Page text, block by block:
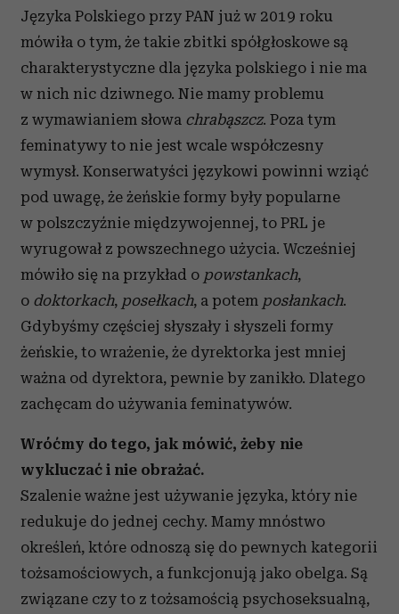
Języka Polskiego przy PAN już w 2019 roku
mówiła o tym, że takie zbitki spółgłoskowe są
charakterystyczne dla języka polskiego i nie ma
w nich nic dziwnego. Nie mamy problemu
z wymawianiem słowa chrabąszcz. Poza tym
feminatywy to nie jest wcale współczesny
wymysł. Konserwatyści językowi powinni wziąć
pod uwagę, że żeńskie formy były popularne
w polszczyźnie międzywojennej, to PRL je
wyrugował z powszechnego użycia. Wcześniej
mówiło się na przykład o powstankach,
o doktorkach, posełkach, a potem posłankach.
Gdybyśmy częściej słyszały i słyszeli formy
żeńskie, to wrażenie, że dyrektorka jest mniej
ważna od dyrektora, pewnie by zanikło. Dlatego
zachęcam do używania feminatywów.
Wróćmy do tego, jak mówić, żeby nie
wykluczać i nie obrażać.
Szalenie ważne jest używanie języka, który nie
redukuje do jednej cechy. Mamy mnóstwo
określeń, które odnoszą się do pewnych kategorii
tożsamościowych, a funkcjonują jako obelga. Są
związane czy to z tożsamością psychoseksualną,